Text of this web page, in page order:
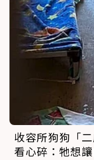
收容所狗狗「
看心碎：牠想